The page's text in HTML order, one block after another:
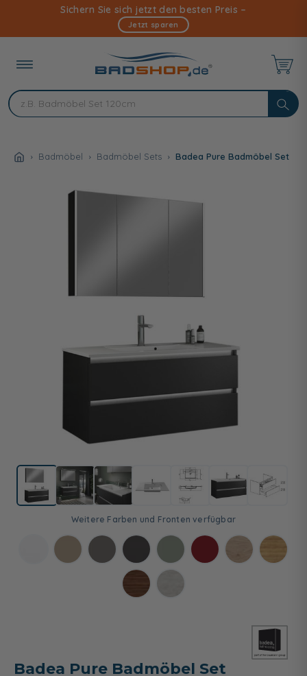
Inhalt
Sichern Sie sich jetzt den besten Preis –
Jetzt sparen
Badmöbel Badmöbel Sets Badea Pure Badmöbel Set
Badea Pure Badmöbel Set